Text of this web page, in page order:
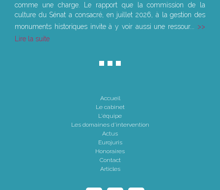
comme une charge. Le rapport que la commission de la
culture du Sénat a consacré, en juillet 2026, à la gestion des
monuments historiques invite à y voir aussi une ressour...
Lire la suite
Accueil
Le cabinet
L'équipe
Les domaines d'intervention
Actus
Eurojuris
Honoraires
Contact
Articles